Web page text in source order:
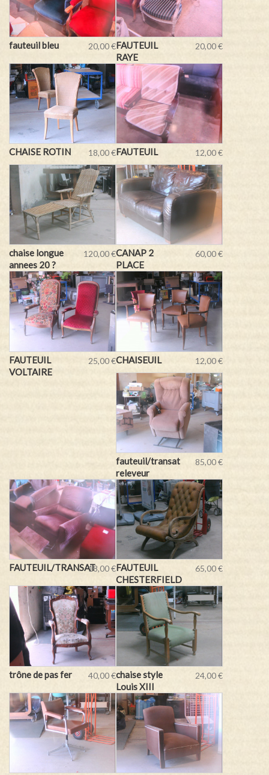
fauteuil bleu 20,00 €FAUTEUIL
RAYE
20,00 €
CHAISE ROTIN 18,00 €FAUTEUIL 12,00 €
chaise longue
annees 20 ?
120,00 €CANAP 2
PLACE
60,00 €
FAUTEUIL
VOLTAIRE
25,00 €CHAISEUIL 12,00 €
fauteuil/transat
releveur
85,00 €
FAUTEUIL/TRANSAT18,00 €FAUTEUIL
CHESTERFIELD
65,00 €
trône de pas fer 40,00 €chaise style
Louis XIII
24,00 €